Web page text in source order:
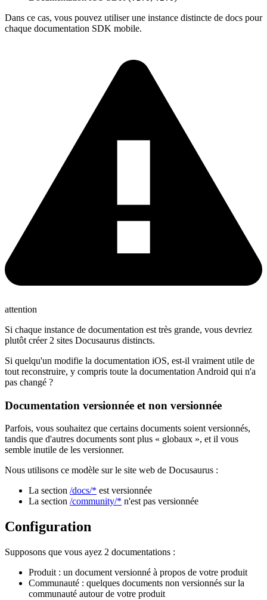
Dans ce cas, vous pouvez utiliser une instance distincte de docs pour
chaque documentation SDK mobile.
attention
Si chaque instance de documentation est très grande, vous devriez
plutôt créer 2 sites Docusaurus distincts.
Si quelqu'un modifie la documentation iOS, est-il vraiment utile de
tout reconstruire, y compris toute la documentation Android qui n'a
pas changé ?
Documentation versionnée et non versionnée
Parfois, vous souhaitez que certains documents soient versionnés,
tandis que d'autres documents sont plus « globaux », et il vous
semble inutile de les versionner.
Nous utilisons ce modèle sur le site web de Docusaurus :
La section /docs/* est versionnée
La section /community/* n'est pas versionnée
Configuration
Supposons que vous ayez 2 documentations :
Produit : un document versionné à propos de votre produit
Communauté : quelques documents non versionnés sur la
communauté autour de votre produit